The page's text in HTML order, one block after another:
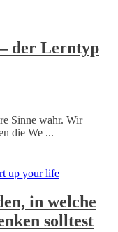
der Lerntyp
Sinne wahr. Wir
die We ...
in welche
solltest